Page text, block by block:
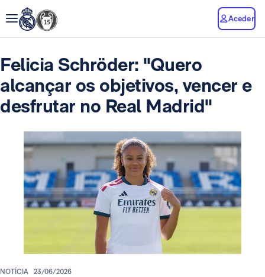
Aceder
Felicia Schröder: "Quero
alcançar os objetivos, vencer e
desfrutar no Real Madrid"
NOTÍCIA 23/06/2026